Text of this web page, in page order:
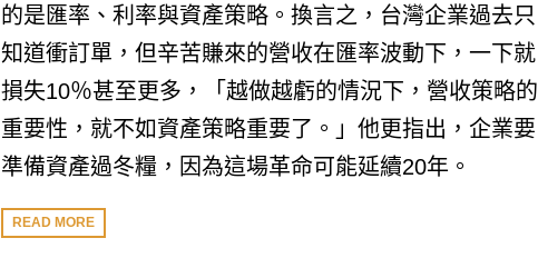
的是匯率、利率與資產策略。換言之，台灣企業過去只
知道衝訂單，但辛苦賺來的營收在匯率波動下，一下就
損失10％甚至更多，「越做越虧的情況下，營收策略的
重要性，就不如資產策略重要了。」他更指出，企業要
準備資產過冬糧，因為這場革命可能延續20年。
READ MORE